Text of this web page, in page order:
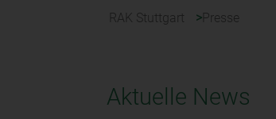
RAK Stuttgart Presse
Aktuelle News